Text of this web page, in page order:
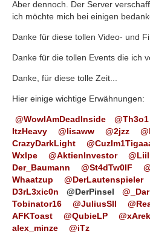
Aber dennoch. Der Server
ich möchte mich bei einigen
Danke für diese tollen Video- und
Danke für die tollen Events die ich
Danke, für diese tolle Zeit...
Hier einige wichtige Erwähnungen:
WowIAmDeadInside Th3o1
ItzHeavy
lisaww 2jzz
CrazyDarkLight
Wxlpe
AktienInvestor
Der_Baumann
St4dTw0lF
Whaatzup
DerLautenspieler
D3rL3xic0n
@DerPinsel
Tobinator16
JuliusSll
AFKToast
QubieLP
alex_minze
iTz